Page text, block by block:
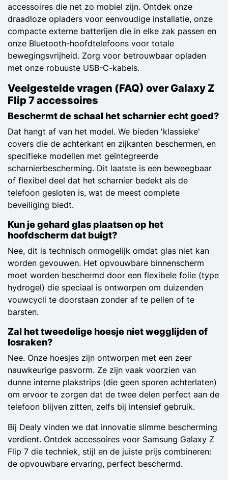
accessoires die net zo mobiel zijn. Ontdek onze
draadloze opladers voor eenvoudige installatie, onze
compacte externe batterijen die in elke zak passen en
onze Bluetooth-hoofdtelefoons voor totale
bewegingsvrijheid. Zorg voor betrouwbaar opladen
met onze robuuste USB-C-kabels.
Veelgestelde vragen (FAQ) over Galaxy Z
Flip 7 accessoires
Beschermt de schaal het scharnier echt goed?
Dat hangt af van het model. We bieden 'klassieke'
covers die de achterkant en zijkanten beschermen, en
specifieke modellen met geïntegreerde
scharnierbescherming. Dit laatste is een beweegbaar
of flexibel deel dat het scharnier bedekt als de
telefoon gesloten is, wat de meest complete
beveiliging biedt.
Kun je gehard glas plaatsen op het
hoofdscherm dat buigt?
Nee, dit is technisch onmogelijk omdat glas niet kan
worden gevouwen. Het opvouwbare binnenscherm
moet worden beschermd door een flexibele folie (type
hydrogel) die speciaal is ontworpen om duizenden
vouwcycli te doorstaan zonder af te pellen of te
barsten.
Zal het tweedelige hoesje niet wegglijden of
losraken?
Nee. Onze hoesjes zijn ontworpen met een zeer
nauwkeurige pasvorm. Ze zijn vaak voorzien van
dunne interne plakstrips (die geen sporen achterlaten)
om ervoor te zorgen dat de twee delen perfect aan de
telefoon blijven zitten, zelfs bij intensief gebruik.
Bij Dealy vinden we dat innovatie slimme bescherming
verdient. Ontdek accessoires voor Samsung Galaxy Z
Flip 7 die techniek, stijl en de juiste prijs combineren:
de opvouwbare ervaring, perfect beschermd.